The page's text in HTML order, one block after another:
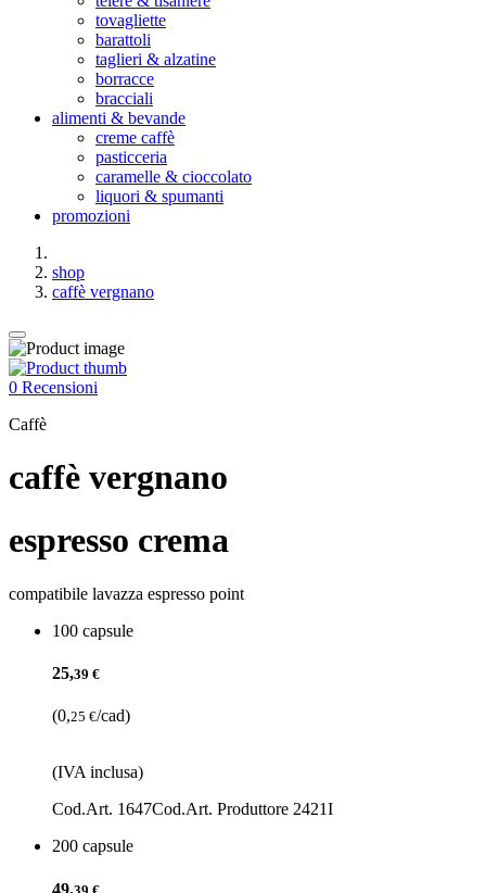
tovagliette
barattoli
taglieri & alzatine
borracce
bracciali
alimenti & bevande
creme caffè
pasticceria
caramelle & cioccolato
liquori & spumanti
promozioni
shop
caffè vergnano
0 Recensioni
Caffè
caffè vergnano
espresso crema
compatibile lavazza espresso point
100 capsule
25,39 €
(0,25 €/cad)
(IVA inclusa)
Cod.Art. 1647Cod.Art. Produttore 2421I
200 capsule
49,